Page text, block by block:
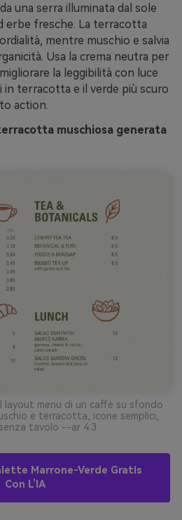
una serra illuminata dal sole
erbe fresche. La terracotta
mentre muschio e salvia
Usa la crema neutra per
la leggibilità con luce
in terracotta e il verde più scuro
action.
muschiosa generata
layout menu di un caffè su sfondo
e terracotta, icone semplici,
tavolo --ar 4:3
Marrone-Verde Gratis
Con L’IA